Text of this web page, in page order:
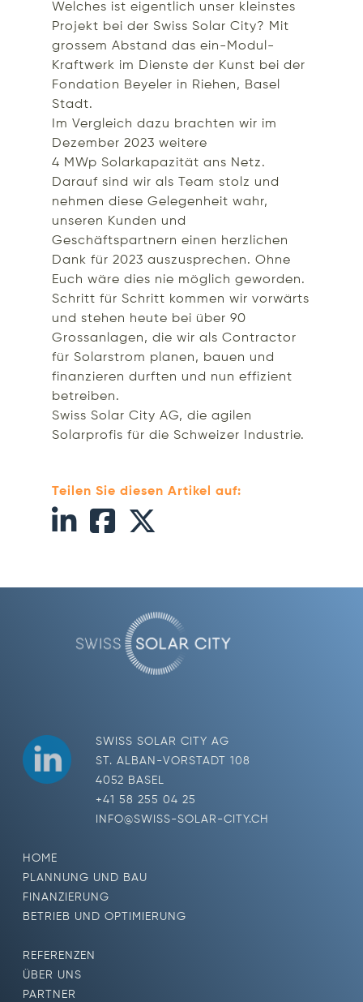
Welches ist eigentlich unser kleinstes
Projekt bei der Swiss Solar City? Mit
grossem Abstand das ein-Modul-
Kraftwerk im Dienste der Kunst bei der
Fondation Beyeler in Riehen, Basel
Stadt.
Im Vergleich dazu brachten wir im
Dezember 2023 weitere
4 MWp Solarkapazität ans Netz.
Darauf sind wir als Team stolz und
nehmen diese Gelegenheit wahr,
unseren Kunden und
Geschäftspartnern einen herzlichen
Dank für 2023 auszusprechen. Ohne
Euch wäre dies nie möglich geworden.
Schritt für Schritt kommen wir vorwärts
und stehen heute bei über 90
Grossanlagen, die wir als Contractor
für Solarstrom planen, bauen und
finanzieren durften und nun effizient
betreiben.
Swiss Solar City AG, die agilen
Solarprofis für die Schweizer Industrie.
Teilen Sie diesen Artikel auf:
SWISS SOLAR CITY AG
ST. ALBAN-VORSTADT 108
4052 BASEL
+41 58 255 04 25
INFO@SWISS-SOLAR-CITY.CH
HOME
PLANNUNG UND BAU
FINANZIERUNG
BETRIEB UND OPTIMIERUNG
REFERENZEN
ÜBER UNS
PARTNER